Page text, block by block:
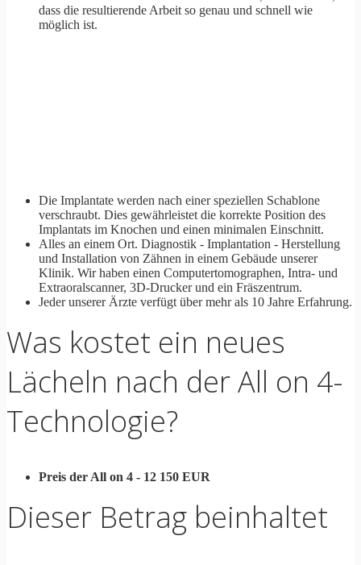
dass die resultierende Arbeit so genau und schnell wie
möglich ist.
Vor
Die Implantate werden nach einer speziellen Schablone
verschraubt. Dies gewährleistet die korrekte Position des
Implantats im Knochen und einen minimalen Einschnitt.
Alles an einem Ort. Diagnostik - Implantation - Herstellung
und Installation von Zähnen in einem Gebäude unserer
Klinik. Wir haben einen Computertomographen, Intra- und
Extraoralscanner, 3D-Drucker und ein Fräszentrum.
Jeder unserer Ärzte verfügt über mehr als 10 Jahre Erfahrung.
Was kostet ein neues
Lächeln nach der All on 4-
Technologie?
Preis der All on 4 - 12 150 EUR
Dieser Betrag beinhaltet